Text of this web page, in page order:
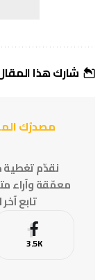
شارك هذا
مصدرُك
نقدّم تغطية
معمّقة وآراء
تابع
3.5K